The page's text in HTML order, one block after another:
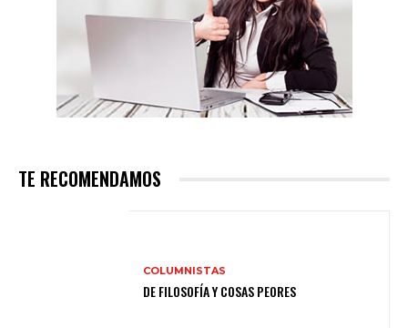
TE RECOMENDAMOS
COLUMNISTAS
DE FILOSOFÍA Y COSAS PEORES